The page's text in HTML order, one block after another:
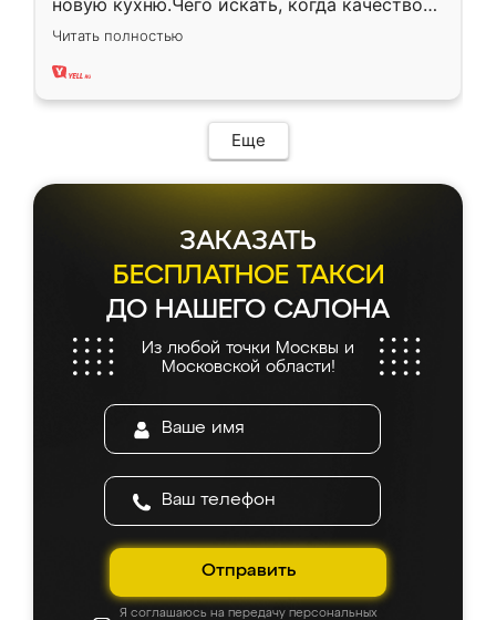
новую кухню.Чего искать, когда качеством
вполне довольна. Служит кухня уже почти
два года, нареканий нет.
Читать полностью
Еще
ЗАКАЗАТЬ
БЕСПЛАТНОЕ ТАКСИ
ДО НАШЕГО САЛОНА
Из любой точки Москвы и
Московской области!
Отправить
Я соглашаюсь на передачу персональных